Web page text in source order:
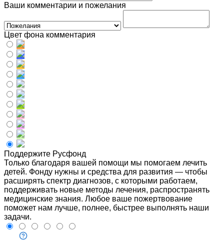
Ваши комментарии и пожелания
Цвет фона комментария
Поддержите Русфонд
Только благодаря вашей помощи мы помогаем лечить
детей. Фонду нужны и средства для развития — чтобы
расширять спектр диагнозов, с которыми работаем,
поддерживать новые методы лечения, распространять
медицинские знания. Любое ваше пожертвование
поможет нам лучше, полнее, быстрее выполнять наши
задачи.